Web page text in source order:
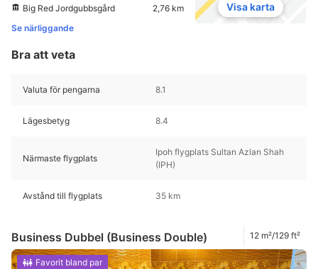
Big Red Jordgubbsgård
2,76 km
Se närliggande
Visa karta
Bra att veta
Valuta för pengarna 8.1
Lägesbetyg 8.4
Närmaste flygplats
Ipoh flygplats Sultan Azlan Shah
(IPH)
Avstånd till flygplats 35 km
Business Dubbel (Business Double) 12 m²/129 ft²
Favorit bland par